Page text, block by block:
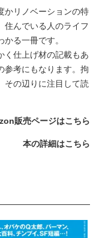
かリノベーションの特
住んでいる人のライフ
る一冊です。
く仕上げ材の記載もあ
参考にもなります。拘
その辺りに注目して読
販売ページはこちら
本の詳細はこちら